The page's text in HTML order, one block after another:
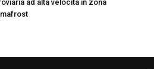
ad alta velocità in zona